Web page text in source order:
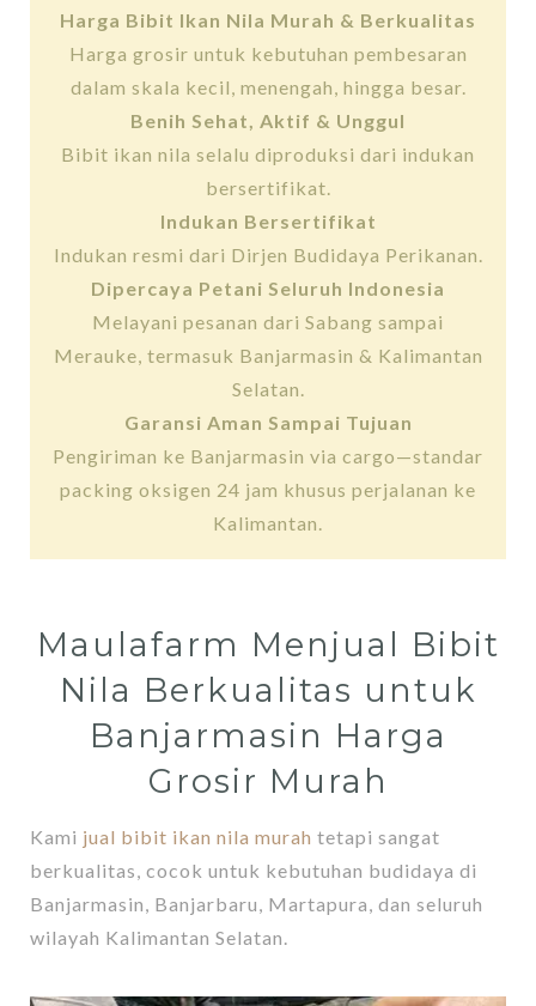
Harga Bibit Ikan Nila Murah & Berkualitas
Harga grosir untuk kebutuhan pembesaran
dalam skala kecil, menengah, hingga besar.
Benih Sehat, Aktif & Unggul
Bibit ikan nila selalu diproduksi dari indukan
bersertifikat.
Indukan Bersertifikat
Indukan resmi dari Dirjen Budidaya Perikanan.
Dipercaya Petani Seluruh Indonesia
Melayani pesanan dari Sabang sampai
Merauke, termasuk Banjarmasin & Kalimantan
Selatan.
Garansi Aman Sampai Tujuan
Pengiriman ke Banjarmasin via cargo—standar
packing oksigen 24 jam khusus perjalanan ke
Kalimantan.
Maulafarm Menjual Bibit
Nila Berkualitas untuk
Banjarmasin Harga
Grosir Murah
Kami jual bibit ikan nila murah tetapi sangat
berkualitas, cocok untuk kebutuhan budidaya di
Banjarmasin, Banjarbaru, Martapura, dan seluruh
wilayah Kalimantan Selatan.